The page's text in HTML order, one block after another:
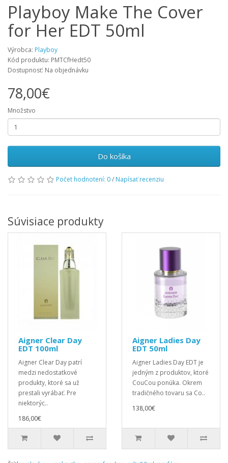
Playboy Make The Cover
for Her EDT 50ml
Výrobca: Playboy
Kód produktu: PMTCfHedt50
Dostupnosť: Na objednávku
78,00€
Množstvo
Do košíka
Počet hodnotení: 0/ Napísať recenziu
Súvisiace produkty
Aigner Clear Day
EDT 100ml
Aigner Clear Day patrí
medzi nedostatkové
produkty, ktoré sa už
prestali vyrábať. Pre
niektorýc..
186,00€
Aigner Ladies Day
EDT 50ml
Aigner Ladies Day EDT je
jedným z produktov, ktoré
CouCou ponúka. Okrem
tradičného tovaru sa Co..
138,00€